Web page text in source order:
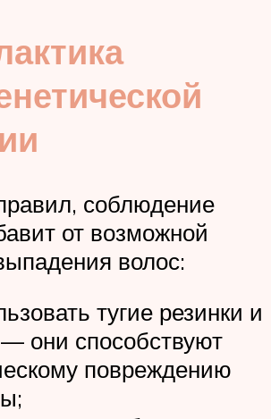
соблюдение
от возможной
волос:
тугие резинки и
— они способствуют
повреждению